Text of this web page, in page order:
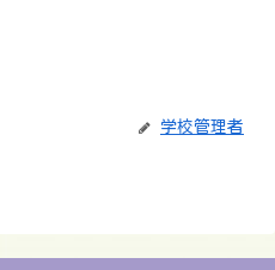
学校管理者